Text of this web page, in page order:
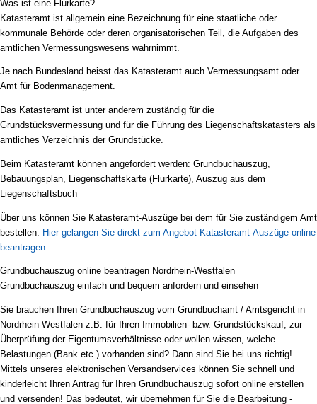
Was ist eine Flurkarte?
Katasteramt ist allgemein eine Bezeichnung für eine staatliche oder
kommunale Behörde oder deren organisatorischen Teil, die Aufgaben des
amtlichen Vermessungswesens wahrnimmt.
Je nach Bundesland heisst das Katasteramt auch Vermessungsamt oder
Amt für Bodenmanagement.
Das Katasteramt ist unter anderem zuständig für die
Grundstücksvermessung und für die Führung des Liegenschaftskatasters als
amtliches Verzeichnis der Grundstücke.
Beim Katasteramt können angefordert werden: Grundbuchauszug,
Bebauungsplan, Liegenschaftskarte (Flurkarte), Auszug aus dem
Liegenschaftsbuch
Über uns können Sie Katasteramt-Auszüge bei dem für Sie zuständigem Amt
bestellen. Hier gelangen Sie direkt zum Angebot Katasteramt-Auszüge online
beantragen.
Grundbuchauszug online beantragen Nordrhein-Westfalen
Grundbuchauszug einfach und bequem anfordern und einsehen
Sie brauchen Ihren Grundbuchauszug vom Grundbuchamt / Amtsgericht in
Nordrhein-Westfalen z.B. für Ihren Immobilien- bzw. Grundstückskauf, zur
Überprüfung der Eigentumsverhältnisse oder wollen wissen, welche
Belastungen (Bank etc.) vorhanden sind? Dann sind Sie bei uns richtig!
Mittels unseres elektronischen Versandservices können Sie schnell und
kinderleicht Ihren Antrag für Ihren Grundbuchauszug sofort online erstellen
und versenden! Das bedeutet, wir übernehmen für Sie die Bearbeitung -